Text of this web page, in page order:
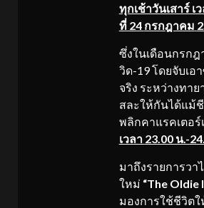
ทุกเช้าวันเสาร์ เ
ที่ 24 กรกฎาคม
ซึ่งในเดือนกรก
วิด-19 โดยจับเอ
จริง ระหว่างทา
สละให้กันได้แม้
พลิกคาแรคเตอร์
เวลา 23.00 น.-
มาถึงรายการว
ใหม่ “The Oldie
มองการใช้ชีวิต